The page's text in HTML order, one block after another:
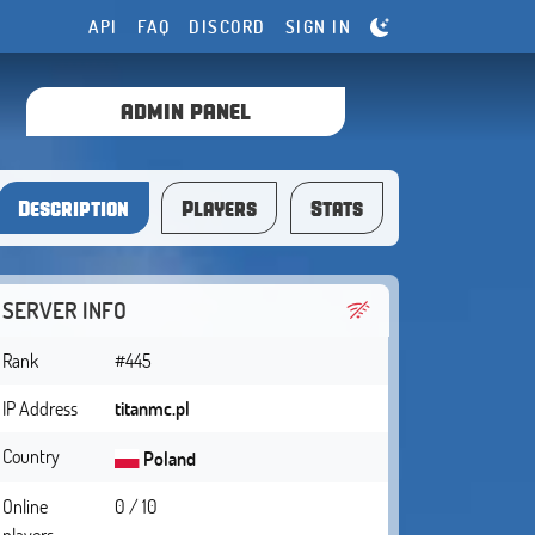
API FAQ DISCORD SIGN IN
ADMIN PANEL
Description Players Stats
SERVER INFO
Rank
#445
IP Address
titanmc.pl
Country
Poland
Online
0 / 10